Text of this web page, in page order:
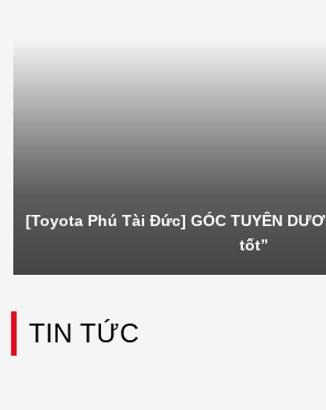
[Toyota Phú Tài Đức] GÓC TUYÊN
tốt”
TIN TỨC